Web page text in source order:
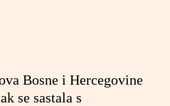
Bosne i Hercegovine
se sastala s